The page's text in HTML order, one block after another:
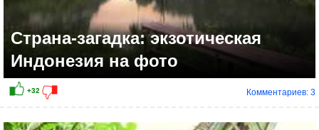
Страна-загадка: экзотическая
Индонезия на фото
Комментариев: 3